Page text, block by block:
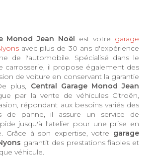
Monod Jean Noël est votre garage
avec plus de 30 ans d'expérience
de l'automobile. Spécialisé dans le
carrosserie, il propose également des
de voiture en conservant la garantie
plus, Central Garage Monod Jean
par la vente de véhicules Citroën,
répondant aux besoins variés des
de panne, il assure un service de
jusqu'à l'atelier pour une prise en
Grâce à son expertise, votre garage
garantit des prestations fiables et
véhicule.